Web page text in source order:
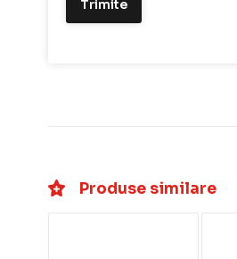
Produse similare